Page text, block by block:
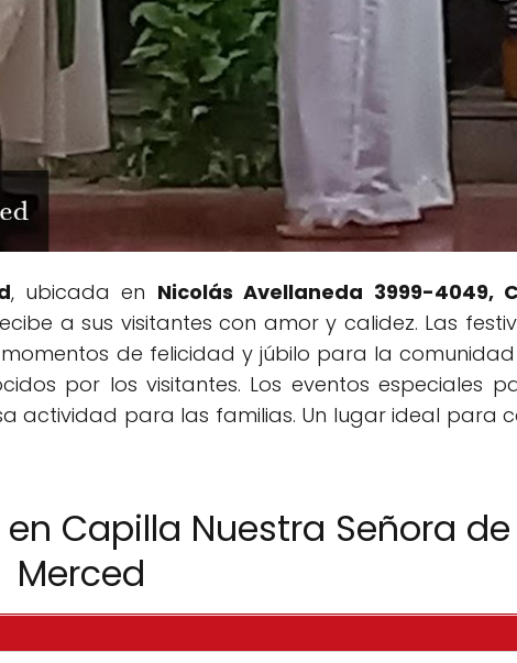
, ubicada en Nicolás Avellaneda 3999-4049,
a sus visitantes con amor y calidez. Las
de felicidad y júbilo para la comunidad
por los visitantes. Los eventos especiales
actividad para las familias. Un lugar ideal para
en Capilla Nuestra Señora
Merced